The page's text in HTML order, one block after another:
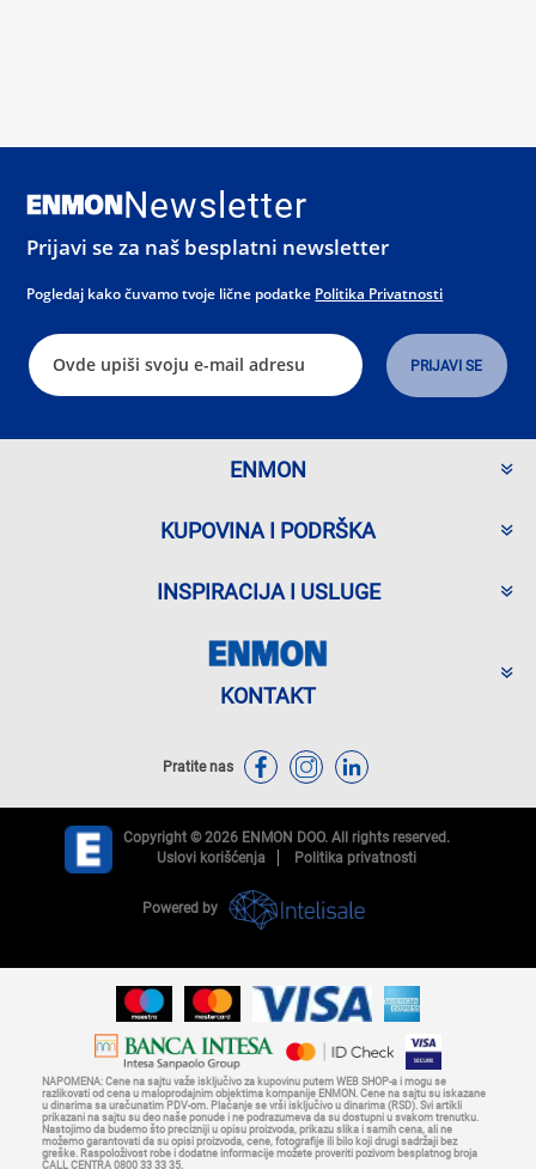
Newsletter
Prijavi se za naš besplatni newsletter
Pogledaj kako čuvamo tvoje lične podatke Politika Privatnosti
ENMON
KUPOVINA I PODRŠKA
INSPIRACIJA I USLUGE
KONTAKT
Pratite nas
Copyright © 2026 ENMON DOO. All rights reserved.
Uslovi korišćenja
Politika privatnosti
Powered by
NAPOMENA: Cene na sajtu važe isključivo za kupovinu putem WEB SHOP-a i mogu se
razlikovati od cena u maloprodajnim objektima kompanije ENMON. Cene na sajtu su iskazane
u dinarima sa uračunatim PDV-om. Plaćanje se vrši isključivo u dinarima (RSD). Svi artikli
prikazani na sajtu su deo naše ponude i ne podrazumeva da su dostupni u svakom trenutku.
Nastojimo da budemo što precizniji u opisu proizvoda, prikazu slika i samih cena, ali ne
možemo garantovati da su opisi proizvoda, cene, fotografije ili bilo koji drugi sadržaji bez
greške. Raspoloživost robe i dodatne informacije možete proveriti pozivom besplatnog broja
CALL CENTRA 0800 33 33 35.